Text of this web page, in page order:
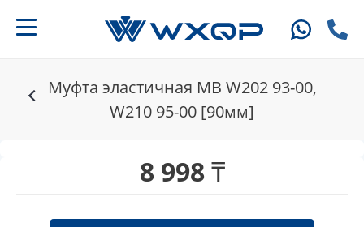
Муфта эластичная MB W202 93-00,
W210 95-00 [90мм]
8 998 ₸